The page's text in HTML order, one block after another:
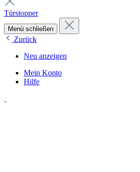
Türstopper
Menü schließen
Zurück
Neu anzeigen
Mein Konto
Hilfe